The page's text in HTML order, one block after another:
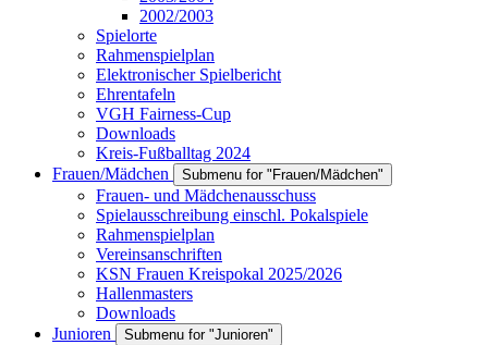
2002/2003
Spielorte
Rahmenspielplan
Elektronischer Spielbericht
Ehrentafeln
VGH Fairness-Cup
Downloads
Kreis-Fußballtag 2024
Frauen/Mädchen
Submenu for "Frauen/Mädchen"
Frauen- und Mädchenausschuss
Spielausschreibung einschl. Pokalspiele
Rahmenspielplan
Vereinsanschriften
KSN Frauen Kreispokal 2025/2026
Hallenmasters
Downloads
Junioren
Submenu for "Junioren"